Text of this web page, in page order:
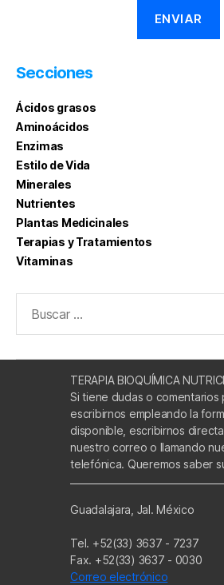
Secciones
Ácidos grasos
Aminoácidos
Enzimas
Estilo de Vida
Minerales
Nutrientes
Plantas Medicinales
Terapias y Tratamientos
Vitaminas
TERAPIA BIOQUÍMICA
Si tiene dudas o comentarios
escribirnos empleando la
disponible, escribirnos
nuestro correo o llamando
telefónica. Queremos saber
Guadalajara, Jal. México
Tel. +52(33) 3637 - 7237
Fax. +52(33) 3637 - 0030
Correo electrónico